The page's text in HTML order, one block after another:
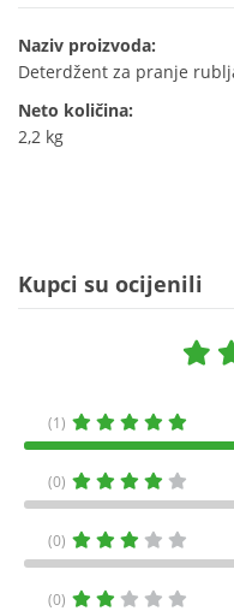
Naziv proizvoda:
Deterdžent za pranje
Neto količina:
2,2 kg
Kupci su ocijenili
(1)
(0)
(0)
(0)